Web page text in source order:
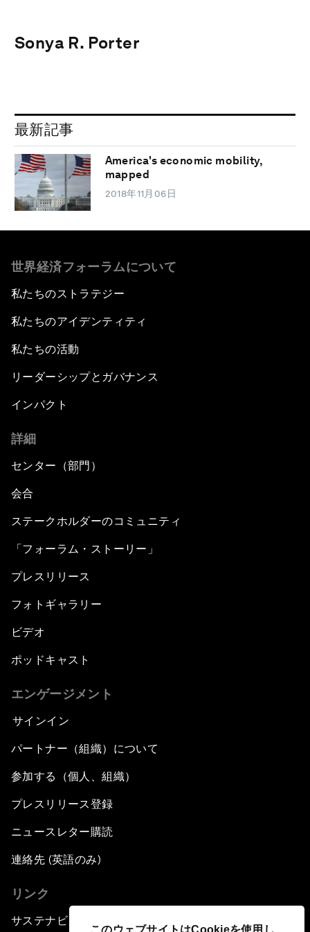
このウェブサイトはCookieを使用し
Sonya R. Porter
最新記事
America's economic mobility,
mapped
2018年11月06日
世界経済フォーラムについて
私たちのストラテジー
私たちのアイデンティティ
私たちの活動
リーダーシップとガバナンス
インパクト
詳細
センター（部門）
会合
ステークホルダーのコミュニティ
「フォーラム・ストーリー」
プレスリリース
フォトギャラリー
ビデオ
ポッドキャスト
エンゲージメント
サインイン
パートナー（組織）について
参加する（個人、組織）
プレスリリース登録
ニュースレター購読
連絡先 (英語のみ)
リンク
サステナビリティへの取り組み